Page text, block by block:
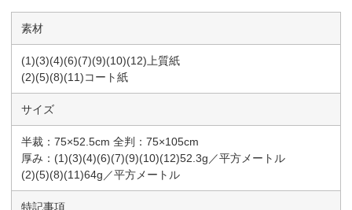
素材
(1)(3)(4)(6)(7)(9)(10)(12)上質紙
(2)(5)(8)(11)コート紙
サイズ
半裁：75×52.5cm 全判：75×105cm
厚み：(1)(3)(4)(6)(7)(9)(10)(12)52.3g／平方メートル
(2)(5)(8)(11)64g／平方メートル
特記事項